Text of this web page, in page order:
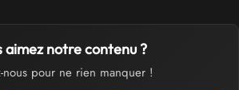
aimez notre contenu ?
nous pour ne rien manquer !